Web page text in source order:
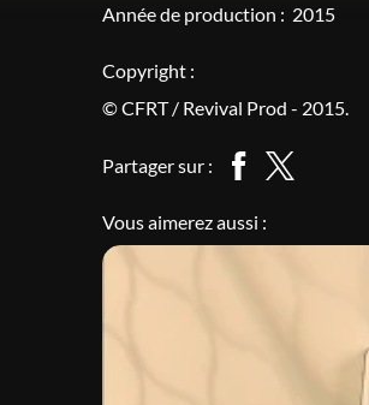
Année de production : 2015
Copyright :
© CFRT / Revival Prod - 2015.
Partager sur :
Vous aimerez aussi :